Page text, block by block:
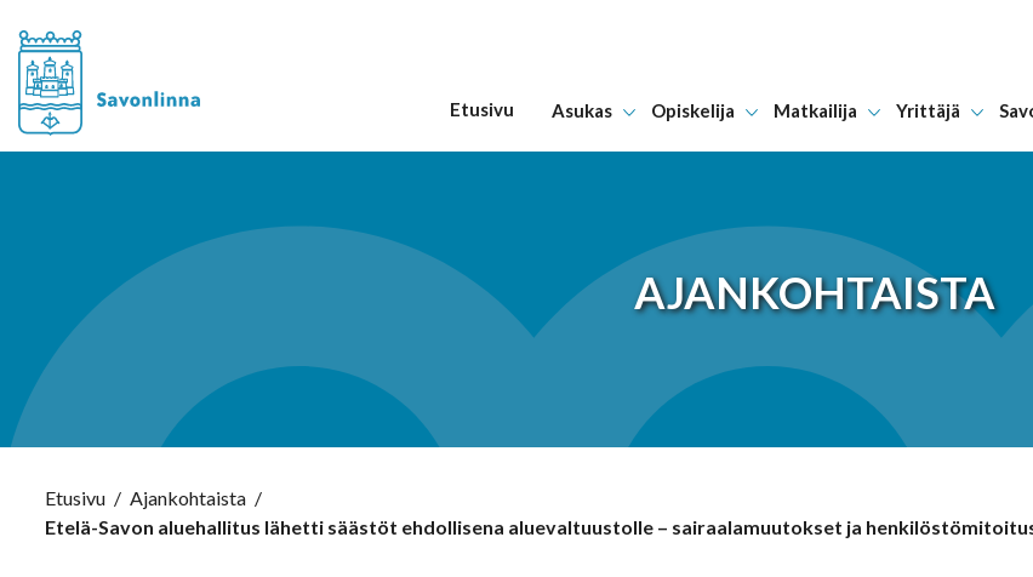
Hyppää sisältöön
Etusivu Asukas Opiskelija Matkailija Yrittäjä
AJANKOHTAISTA
Etusivu / Ajankohtaista /
Etelä-Savon aluehallitus lähetti säästöt ehdollisena aluevaltuustolle – sairaalamuutokset ja